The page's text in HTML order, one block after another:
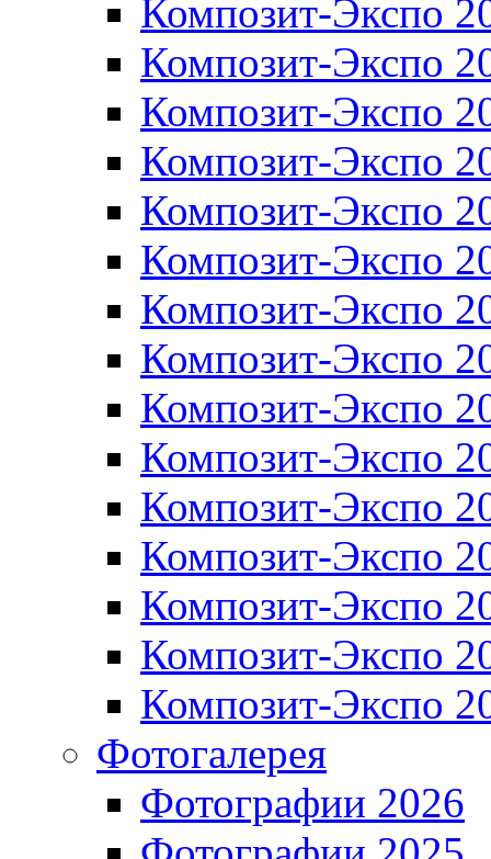
Композит-Экспо
Композит-Экспо
Композит-Экспо
Композит-Экспо
Композит-Экспо
Композит-Экспо
Композит-Экспо
Композит-Экспо
Композит-Экспо
Композит-Экспо
Композит-Экспо
Композит-Экспо
Композит-Экспо
Композит-Экспо
Композит-Экспо
Фотогалерея
Фотографии 2026